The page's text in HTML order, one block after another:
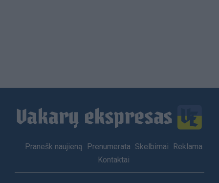
Footer
Pranešk naujieną Prenumerata Skelbimai
Reklama
Kontaktai